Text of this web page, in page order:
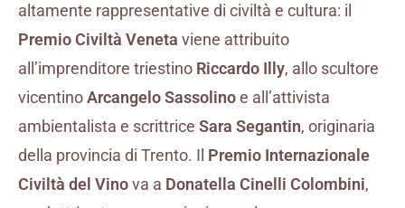
altamente rappresentative di civiltà e cultura: il
Premio Civiltà Veneta viene attribuito
all’imprenditore triestino Riccardo Illy, allo scultore
vicentinoArcangelo Sassolinoe all’attivista
ambientalista e scrittrice Sara Segantin, originaria
della provincia di Trento. Il Premio Internazionale
Civiltà del Vinova a Donatella Cinelli Colombini,